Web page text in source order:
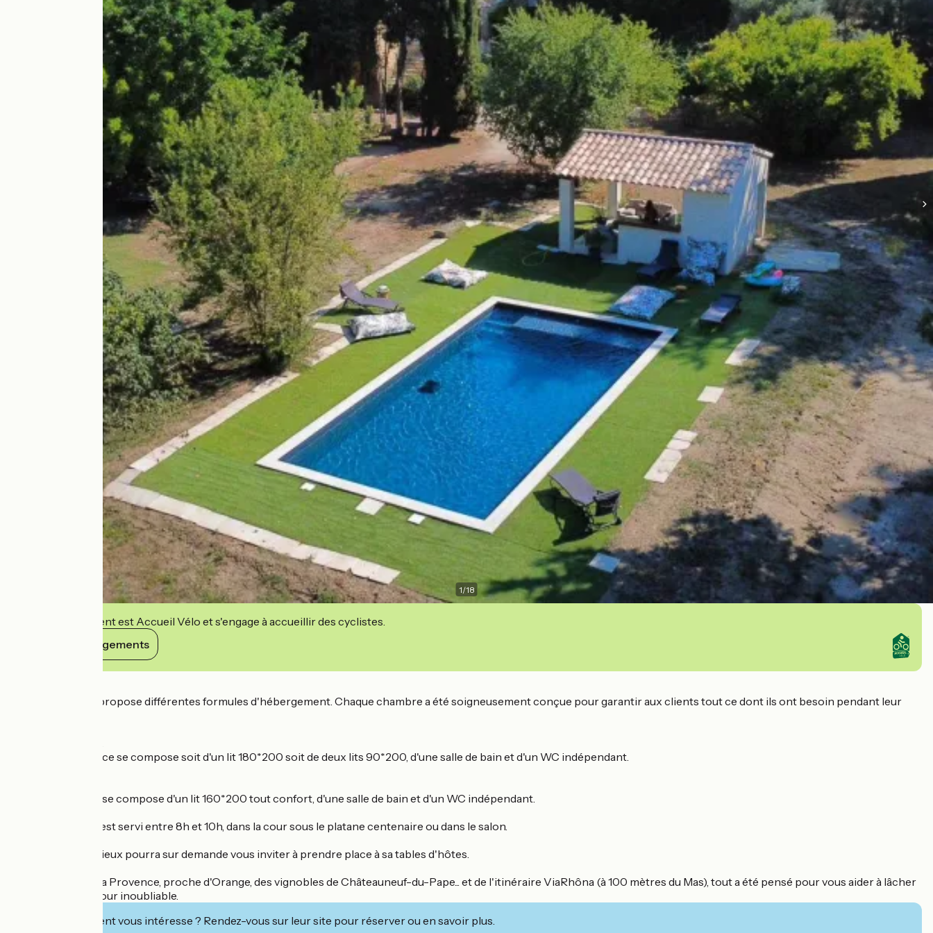
1/18
Cet établissement est Accueil Vélo et s'engage à accueillir des cyclistes.
Voir ses engagements
Le Mas du Recati propose différentes formules d'hébergement. Chaque chambre a été soigneusement conçue pour garantir aux clients tout ce dont ils ont besoin pendant leur
La chambre Chance se compose soit d'un lit 180*200 soit de deux lits 90*200, d'une salle de bain et d'un WC indépendant.
La chambre Rêve se compose d'un lit 160*200 tout confort, d'une salle de bain et d'un WC indépendant.
Le petit déjeuner est servi entre 8h et 10h, dans la cour sous le platane centenaire ou dans le salon.
La maitresse des lieux pourra sur demande vous inviter à prendre place à sa tables d'hôtes.
Situé au cœur de la Provence, proche d'Orange, des vignobles de Châteauneuf-du-Pape... et de l'itinéraire ViaRhôna (à 100 mètres du Mas), tout a été pensé pour vous aider à lâcher
prise lors d'un séjour inoubliable.
Cet établissement vous intéresse ? Rendez-vous sur leur site pour réserver ou en savoir plus.